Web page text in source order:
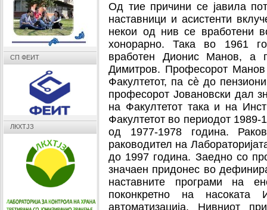
Од тие причини се јавила
наставници и асистенти
некои од нив се вработени
хонорарно. Така во 1961
вработен Дионис Манов, а
Димитров. Професорот Манов
Факултетот, па сè до
професорот Јовановски дал
на Факултетот така и на
Факултетот во периодот
од 1977-1978 година.
раководител на
до 1997 година. Заедно со
значаен придонес во
наставните програми на
поконкретно на насоката
автоматизација. Нивниот
СП ФЕИТ
ЛКХТЈЗ